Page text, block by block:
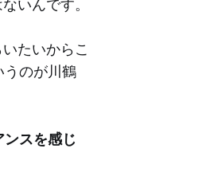
いんです。
たいからこ
うのが川鶴
スを感じ